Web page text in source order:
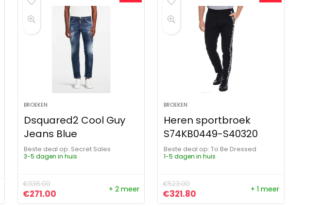
BROEKEN
Dsquared2 Cool Guy
Jeans Blue
Beste deal op:
Secret Sales
3-5 dagen in huis
€336.00
Oorspronkelijke prijs was: €336.00.
€271.00Huidige prijs is: €271.00.
+ 2 meer
BROEKEN
Heren sportbroek
S74KB0449-S40320
Beste deal op:
To Be Dressed
1-5 dagen in huis
€523.00
Oorspronkelijke prijs was: €523.00.
€321.80 Huidige prijs is: €321.80.
+ 1 meer